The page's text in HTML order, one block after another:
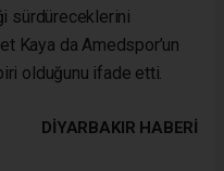
sürdüreceklerini
Kaya da Amedspor’un
olduğunu ifade etti.
DIYARBAKIR HABERİ